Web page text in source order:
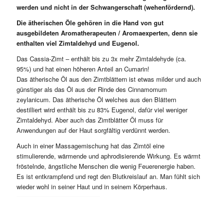
werden und nicht in der Schwangerschaft (wehenfördernd).
Die ätherischen Öle gehören in die Hand von gut
ausgebildeten Aromatherapeuten / Aromaexperten, denn sie
enthalten viel Zimtaldehyd und Eugenol.
Das Cassia-Zimt – enthält bis zu 3x mehr Zimtaldehyde (ca.
95%) und hat einen höheren Anteil an Cumarin!
Das ätherische Öl aus den Zimtblättern ist etwas milder und auch
günstiger als das Öl aus der Rinde des Cinnamomum
zeylanicum. Das ätherische Öl welches aus den Blättern
destilliert wird enthält bis zu 83% Eugenol, dafür viel weniger
Zimtaldehyd. Aber auch das Zimtblätter Öl muss für
Anwendungen auf der Haut sorgfältig verdünnt werden.
Auch in einer Massagemischung hat das Zimtöl eine
stimulierende, wärmende und aphrodisierende Wirkung. Es wärmt
fröstelnde, ängstliche Menschen die wenig Feuerenergie haben.
Es ist entkrampfend und regt den Blutkreislauf an. Man fühlt sich
wieder wohl in seiner Haut und in seinem Körperhaus.